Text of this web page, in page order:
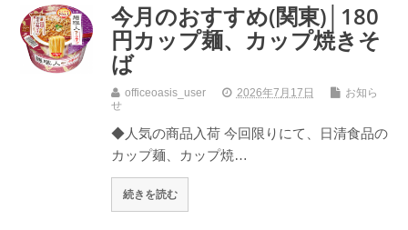
今月のおすすめ(関東)│180
円カップ麺、カップ焼きそ
ば
officeoasis_user 2026年7月17日
お知ら
せ
◆人気の商品入荷 今回限りにて、日清食品の
カップ麺、カップ焼…
続きを読む